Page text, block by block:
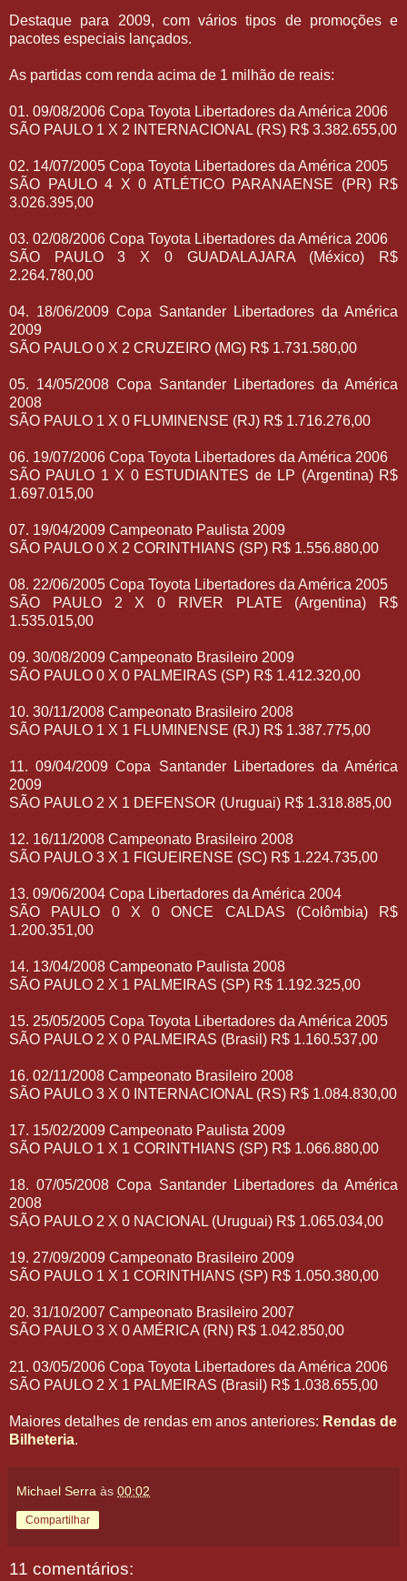
Destaque para 2009, com vários tipos de promoções e
pacotes especiais lançados.
As partidas com renda acima de 1 milhão de reais:
01. 09/08/2006 Copa Toyota Libertadores da América 2006
SÃO PAULO 1 X 2 INTERNACIONAL (RS) R$ 3.382.655,00
02. 14/07/2005 Copa Toyota Libertadores da América 2005
SÃO PAULO 4 X 0 ATLÉTICO PARANAENSE (PR) R$
3.026.395,00
03. 02/08/2006 Copa Toyota Libertadores da América 2006
SÃO PAULO 3 X 0 GUADALAJARA (México) R$
2.264.780,00
04. 18/06/2009 Copa Santander Libertadores da América
2009
SÃO PAULO 0 X 2 CRUZEIRO (MG) R$ 1.731.580,00
05. 14/05/2008 Copa Santander Libertadores da América
2008
SÃO PAULO 1 X 0 FLUMINENSE (RJ) R$ 1.716.276,00
06. 19/07/2006 Copa Toyota Libertadores da América 2006
SÃO PAULO 1 X 0 ESTUDIANTES de LP (Argentina) R$
1.697.015,00
07. 19/04/2009 Campeonato Paulista 2009
SÃO PAULO 0 X 2 CORINTHIANS (SP) R$ 1.556.880,00
08. 22/06/2005 Copa Toyota Libertadores da América 2005
SÃO PAULO 2 X 0 RIVER PLATE (Argentina) R$
1.535.015,00
09. 30/08/2009 Campeonato Brasileiro 2009
SÃO PAULO 0 X 0 PALMEIRAS (SP) R$ 1.412.320,00
10. 30/11/2008 Campeonato Brasileiro 2008
SÃO PAULO 1 X 1 FLUMINENSE (RJ) R$ 1.387.775,00
11. 09/04/2009 Copa Santander Libertadores da América
2009
SÃO PAULO 2 X 1 DEFENSOR (Uruguai) R$ 1.318.885,00
12. 16/11/2008 Campeonato Brasileiro 2008
SÃO PAULO 3 X 1 FIGUEIRENSE (SC) R$ 1.224.735,00
13. 09/06/2004 Copa Libertadores da América 2004
SÃO PAULO 0 X 0 ONCE CALDAS (Colômbia) R$
1.200.351,00
14. 13/04/2008 Campeonato Paulista 2008
SÃO PAULO 2 X 1 PALMEIRAS (SP) R$ 1.192.325,00
15. 25/05/2005 Copa Toyota Libertadores da América 2005
SÃO PAULO 2 X 0 PALMEIRAS (Brasil) R$ 1.160.537,00
16. 02/11/2008 Campeonato Brasileiro 2008
SÃO PAULO 3 X 0 INTERNACIONAL (RS) R$ 1.084.830,00
17. 15/02/2009 Campeonato Paulista 2009
SÃO PAULO 1 X 1 CORINTHIANS (SP) R$ 1.066.880,00
18. 07/05/2008 Copa Santander Libertadores da América
2008
SÃO PAULO 2 X 0 NACIONAL (Uruguai) R$ 1.065.034,00
19. 27/09/2009 Campeonato Brasileiro 2009
SÃO PAULO 1 X 1 CORINTHIANS (SP) R$ 1.050.380,00
20. 31/10/2007 Campeonato Brasileiro 2007
SÃO PAULO 3 X 0 AMÉRICA (RN) R$ 1.042.850,00
21. 03/05/2006 Copa Toyota Libertadores da América 2006
SÃO PAULO 2 X 1 PALMEIRAS (Brasil) R$ 1.038.655,00
Maiores detalhes de rendas em anos anteriores: Rendas de
Bilheteria.
Michael Serra às 00:02
Compartilhar
11 comentários: